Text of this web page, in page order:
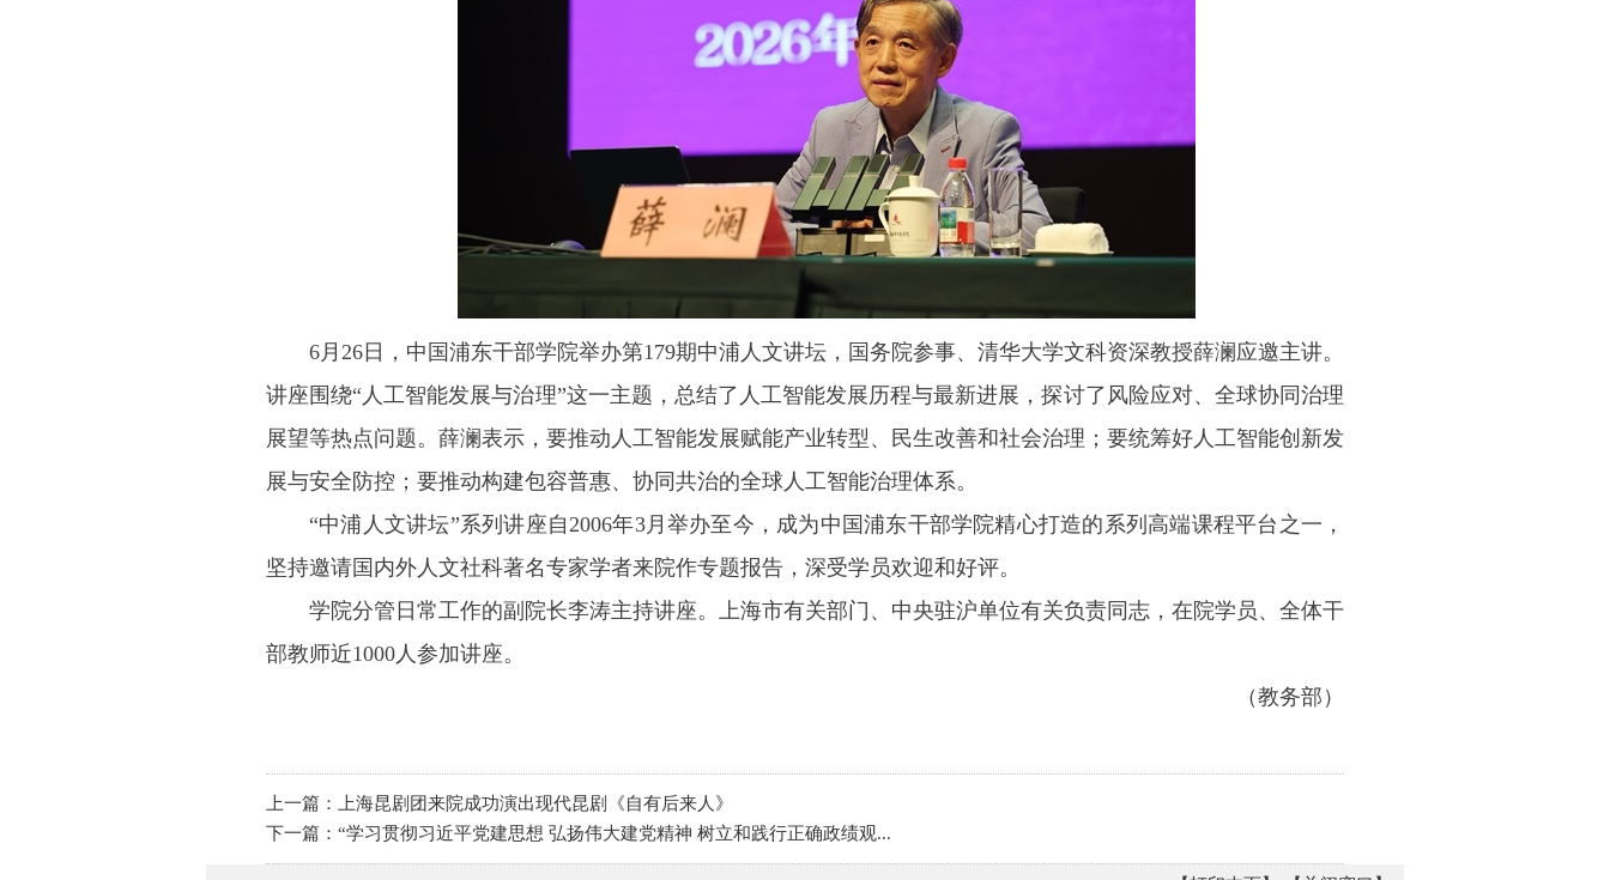
6月26日，中国浦东干部学院举办第179期中浦人文讲坛，国务院参事、清华大学文科资深教授薛澜应邀主讲。
讲座围绕“人工智能发展与治理”这一主题，总结了人工智能发展历程与最新进展，探讨了风险应对、全球协同治理
展望等热点问题。薛澜表示，要推动人工智能发展赋能产业转型、民生改善和社会治理；要统筹好人工智能创新发
展与安全防控；要推动构建包容普惠、协同共治的全球人工智能治理体系。
“中浦人文讲坛”系列讲座自2006年3月举办至今，成为中国浦东干部学院精心打造的系列高端课程平台之一，
坚持邀请国内外人文社科著名专家学者来院作专题报告，深受学员欢迎和好评。
学院分管日常工作的副院长李涛主持讲座。上海市有关部门、中央驻沪单位有关负责同志，在院学员、全体干
部教师近1000人参加讲座。
（教务部）
上一篇：上海昆剧团来院成功演出现代昆剧《自有后来人》
下一篇：“学习贯彻习近平党建思想 弘扬伟大建党精神 树立和践行正确政绩观...